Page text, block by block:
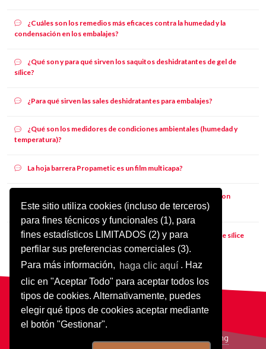
¿Cuáles son los remedios más eficaces contra la humedad y la
condensación en los embalajes?
¿Qué son y para qué sirven los saquitos deshidratantes de gel de
sílice?
¿Para qué sirven las sales deshidratantes para embalajes?
¿Qué son los medidores de condiciones ambientales (humedad y
temperatura)?
La hoja barrera Propametic es un film multicapa?
Cual es el ancho máximo para el barrera de vapor multicapa con
aluminio Propametic?
¿Propagroup se ocupa de la producción de saquitos de gel de sílice
deshidratante?
© 2025 Propagroup S.p.A. - P.Iva IT 03795670011
Coding
Este sitio utiliza cookies (incluso de terceros)
para fines técnicos y funcionales (1), para
fines estadísticos LIMITADOS (2) y para
perfilar sus preferencias comerciales (3).
Para más información, haga clic aquí . Haz
clic en "Aceptar Todo" para aceptar todos los
tipos de cookies. Alternativamente, puedes
elegir qué tipos de cookies aceptar mediante
el botón "Gestionar".